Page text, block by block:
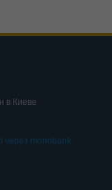
в Киеве